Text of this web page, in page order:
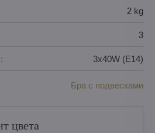
2 kg
3
3x40W (E14)
Бра с подвесками
цвета